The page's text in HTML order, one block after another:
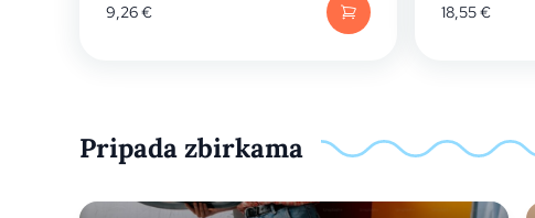
9,26€ 18,55€
Pripada zbirkama